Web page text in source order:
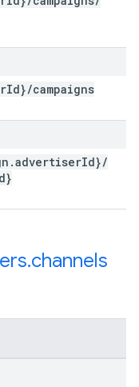
Id}/campaigns
.advertiserId}/
.channels